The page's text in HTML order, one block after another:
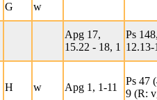
G
w
Apg 17,
15.22 - 18, 1
Ps
12.13-
H w Apg 1, 1-11
Ps 47
9 (R: